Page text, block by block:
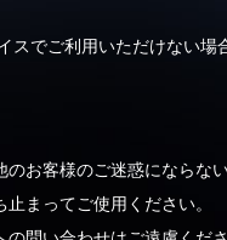
スでご利用いただけない場
お客様のご迷惑にならな
まってご使用ください。